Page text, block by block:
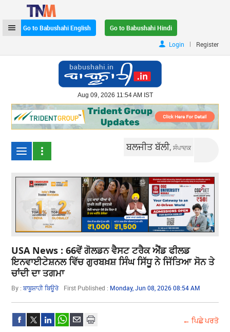
Go to Babushahi English
Go to Babushahi Hindi
Login
| Register
Aug 09, 2026 11:54 AM IST
ਬਲਜੀਤ ਬੱਲੀ,ਸੰਪਾਦਕ
USA News : 66ਵੇਂ ਗੋਲਡਨ ਵੈਸਟ ਟਰੈਕ ਐਂਡ ਫੀਲਡ
ਇਨਵਾਈਟੇਸ਼ਨਲ ਵਿੱਚ ਗੁਰਬਖ਼ਸ਼ ਸਿੰਘ ਸਿੱਧੂ ਨੇ ਜਿੱਤਿਆ ਸੋਨ ਤੇ
ਚਾਂਦੀ ਦਾ ਤਗਮਾ
By :ਬਾਬੂਸ਼ਾਹੀ ਬਿਊਰੋ First Published : Monday, Jun 08, 2026 08:54 AM
← ਪਿਛੇ ਪਰਤੋ